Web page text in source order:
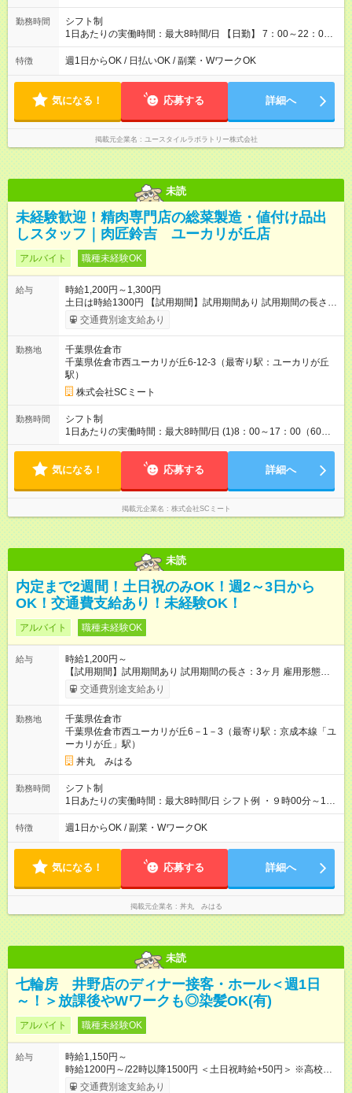
勤務時間
シフト制
1日あたりの実働時間：最大8時間/日 【日勤】 7：00～22：00
の間で8時間勤務（休憩時間は法定通り） ※週1日～OK ／ 夜勤
なし ＊＊ 勤務時間例 ＊＊ ■8時から17時 ■9時から18時 ■10
定（毎週同じ曜日勤務）
特徴 週1日からOK / 日払いOK / 副業・WワークOK
気になる！ 応募する 詳細へ
掲載元企業名 ユースタイルラボラトリー株式会社
未読
未経験歓迎！精肉専門店の総菜製造・値付け品出
しスタッフ｜肉匠鈴吉 ユーカリが丘店
アルバイト 職種未経験OK
給与
時給1,200円～1,300円
土日は時給1300円 【試用期間】試用期間あり 試用期間の長さ：
1ヶ月 雇用形態、給与は本採用時と同じです。
交通費別途支給あり
勤務地
千葉県佐倉市
千葉県佐倉市西ユーカリが丘6-12-3（最寄り駅：ユーカリが丘
駅）
株式会社SCミート
勤務時間
シフト制
1日あたりの実働時間：最大8時間/日 (1)8：00～17：00（60分
休憩） (2)9：00～18：00（60分休憩） ※週3日～ ※週20時間未
限：毎月20日
気になる！ 応募する 詳細へ
掲載元企業名 株式会社SCミート
未読
内定まで2週間！土日祝のみOK！週2～3日から
OK！交通費支給あり！未経験OK！
アルバイト 職種未経験OK
給与
時給1,200円～
【試用期間】試用期間あり 試用期間の長さ：3ヶ月 雇用形態、
給与は本採用時と同じです。
交通費別途支給あり
勤務地
千葉県佐倉市
千葉県佐倉市西ユーカリが丘6－1－3（最寄り駅：京成本線「ユ
ーカリが丘」駅）
丼丸 みはる
勤務時間
シフト制
1日あたりの実働時間：最大8時間/日 シフト例 ・９時00分～14
時00分 ・11時00分～15時00分 ・17時00分～20時00分
特徴 週1日からOK / 副業・WワークOK
気になる！ 応募する 詳細へ
掲載元企業名 丼丸 みはる
未読
七輪房 井野店のディナー接客・ホール＜週1日
～！＞放課後やWワークも◎染髪OK(有)
アルバイト 職種未経験OK
給与
時給1,150円～
時給1200円～/22時以降1500円 ＜土日祝時給+50円＞ ※高校生
時給1150円 【試用期間】試用期間あり 試用期間の長さ：12ヶ
交通費別途支給あり